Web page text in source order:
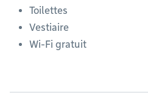
Toilettes
Vestiaire
Wi-Fi gratuit